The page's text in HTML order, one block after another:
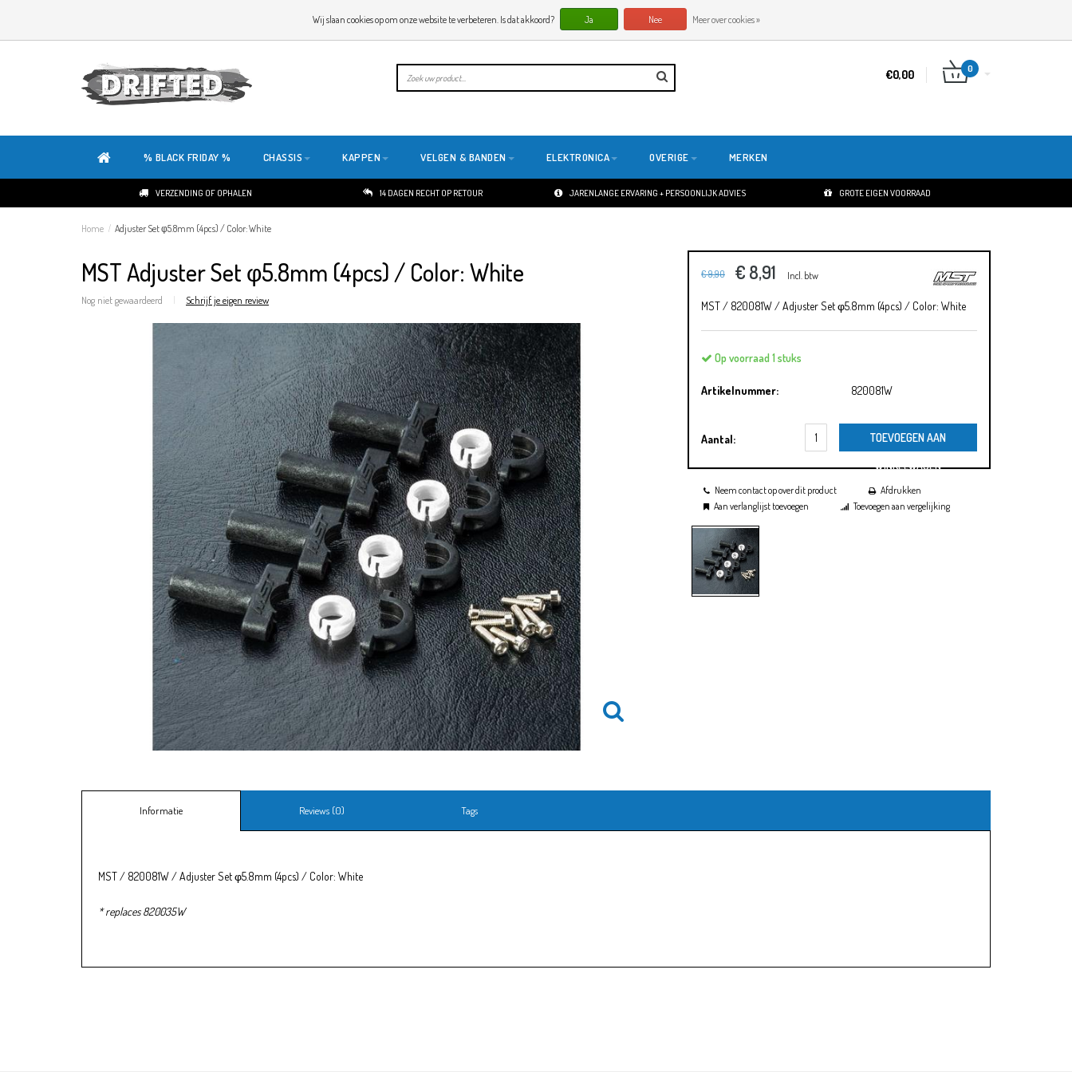
ONZE SITE IS HELEMAAL NIEUW. HEB JE TIPS OF FEEDBACK, KLIK HIER
€0,00 0
% BLACK FRIDAY % CHASSIS KAPPEN VELGEN & BANDEN ELEKTRONICA OVERIGE MERKEN
VERZENDING OF OPHALEN 14 DAGEN RECHT OP RETOUR JARENLANGE ERVARING + PERSOONLIJK ADVIES GROTE EIGEN VOORRAAD
Home / Adjuster Set φ5.8mm (4pcs) / Color: White
MST Adjuster Set φ5.8mm (4pcs) / Color: White
Nog niet gewaardeerd | Schrijf je eigen review
€ 9,90 € 8,91 Incl. btw
MST / 820081W / Adjuster Set φ5.8mm (4pcs) / Color: White
Op voorraad 1 stuks
Artikelnummer: 820081W
Aantal: TOEVOEGEN AAN
WINKELWAGEN
Neem contact op over dit product
Afdrukken
Aan verlanglijst toevoegen
Toevoegen aan vergelijking
Informatie Reviews (0) Tags
MST / 820081W / Adjuster Set φ5.8mm (4pcs) / Color: White
* replaces 820035W
Wij slaan cookies op om onze website te verbeteren. Is dat akkoord? Ja Nee Meer over cookies »